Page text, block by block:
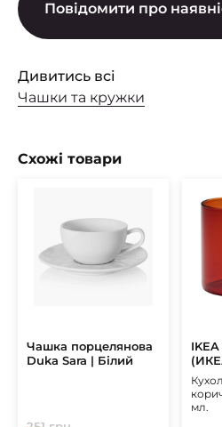
Повідомити про
Дивитись всі
Чашки та кружки
Схожі товари
Чашка порцелянова
Duka Sara | Білий
IKEA
мл.